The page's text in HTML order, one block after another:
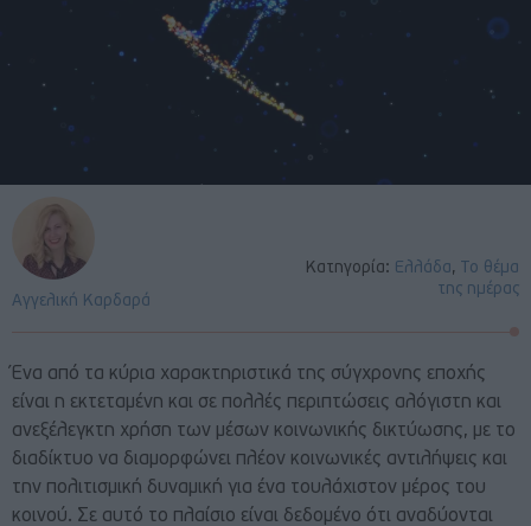
Κατηγορία: Ελλάδα, Το θέμα
της ημέρας
Αγγελική Καρδαρά
Ένα από τα κύρια χαρακτηριστικά της σύγχρονης εποχής
είναι η εκτεταμένη και σε πολλές περιπτώσεις αλόγιστη και
ανεξέλεγκτη χρήση των μέσων κοινωνικής δικτύωσης, με το
διαδίκτυο να διαμορφώνει πλέον κοινωνικές αντιλήψεις και
την πολιτισμική δυναμική για ένα τουλάχιστον μέρος του
κοινού. Σε αυτό το πλαίσιο είναι δεδομένο ότι αναδύονται